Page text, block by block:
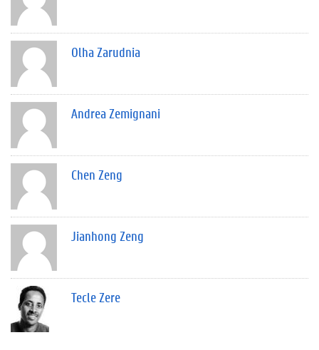
Olha Zarudnia
Andrea Zemignani
Chen Zeng
Jianhong Zeng
Tecle Zere